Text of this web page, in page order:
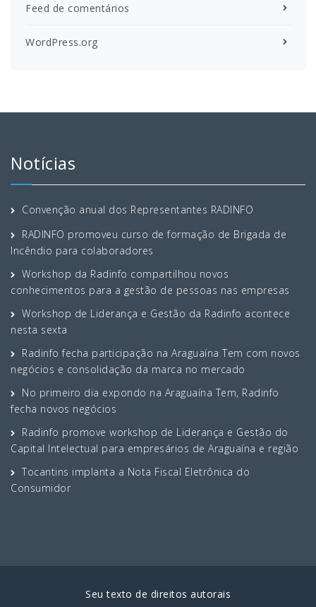
Feed de comentários
WordPress.org
Notícias
Convenção anual dos Representantes RADINFO
RADINFO promoveu curso de formação de Brigada de
Incêndio para colaboradores
Workshop da Radinfo compartilhou novos
conhecimentos para a gestão de pessoas nas empresas
Workshop de Liderança e Gestão da Radinfo acontece
nesta sexta
Radinfo fecha participação na Araguaína Tem com novos
negócios e consolidação da marca no mercado
No primeiro dia expondo na Araguaína Tem, Radinfo
fecha novos negócios
Radinfo promove workshop de Liderança e Gestão do
Capital Intelectual para empresários de Araguaína e região
Tocantins implanta a Nota Fiscal Eletrônica do
Consumidor
Seu texto de direitos autorais